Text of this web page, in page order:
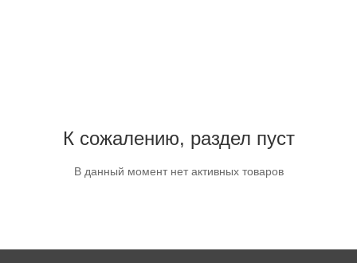
К сожалению, раздел пуст
В данный момент нет активных товаров